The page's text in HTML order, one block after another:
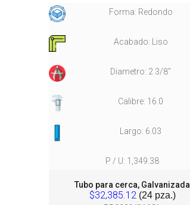
Forma: Redondo
Acabado: Liso
Diametro: 2 3/8"
Calibre: 16.0
Largo: 6.03
P / U: 1,349.38
Tubo para cerca, Galvanizada
$32,385.12 (24 pza.)